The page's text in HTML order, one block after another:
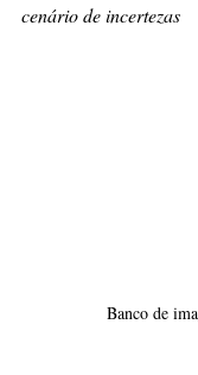
cenário de incertezas
Banco de